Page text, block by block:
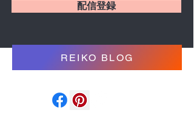
配信登録
REIKO BLOG